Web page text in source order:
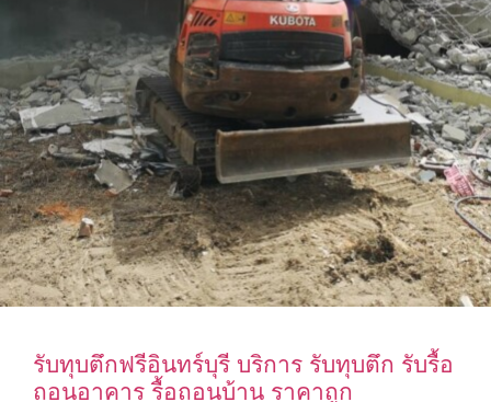
รับทุบตึกฟรีอินทร์บุรี บริการ รับทุบตึก รับรื้อ
ถอนอาคาร รื้อถอนบ้าน ราคาถูก